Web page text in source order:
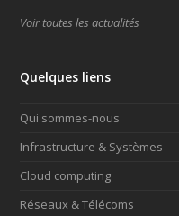
Voir toutes les actualités
Quelques liens
Qui sommes-nous
Infrastructure & Systèmes
Cloud computing
Réseaux & Télécoms